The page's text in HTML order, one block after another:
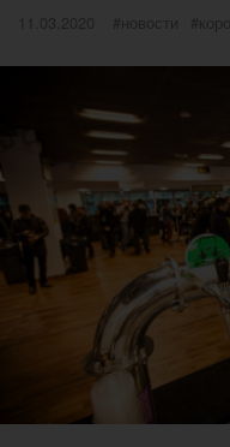
Опубликовано
11.03.2020 категории
новости